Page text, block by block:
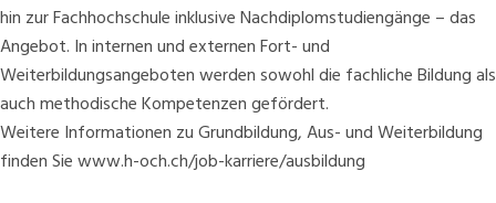
hin zur Fachhochschule inklusive Nachdiplomstudiengänge – das
Angebot. In internen und externen Fort- und
Weiterbildungsangeboten werden sowohl die fachliche Bildung als
auch methodische Kompetenzen gefördert.
Weitere Informationen zu Grundbildung, Aus- und Weiterbildung
finden Siewww.h-och.ch/job-karriere/ausbildung